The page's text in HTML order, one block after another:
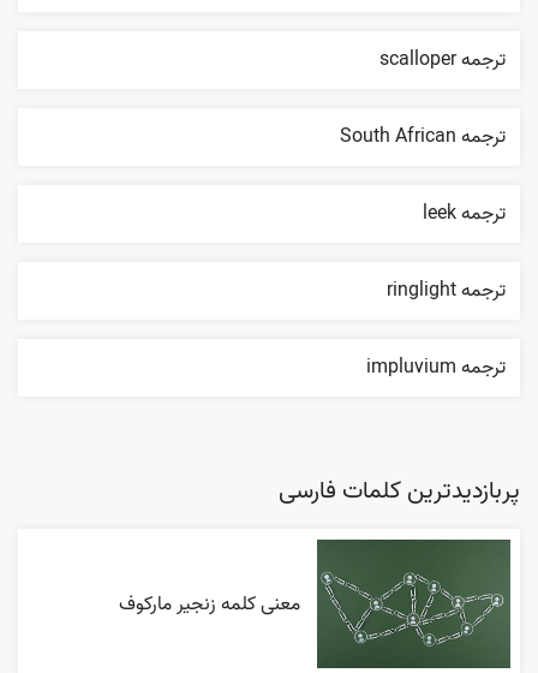
ترجمه scalloper
ترجمه South African
ترجمه leek
ترجمه ringlight
ترجمه impluvium
پربازدیدترین کلمات فارسی
معنی کلمه زنجیر مارکوف